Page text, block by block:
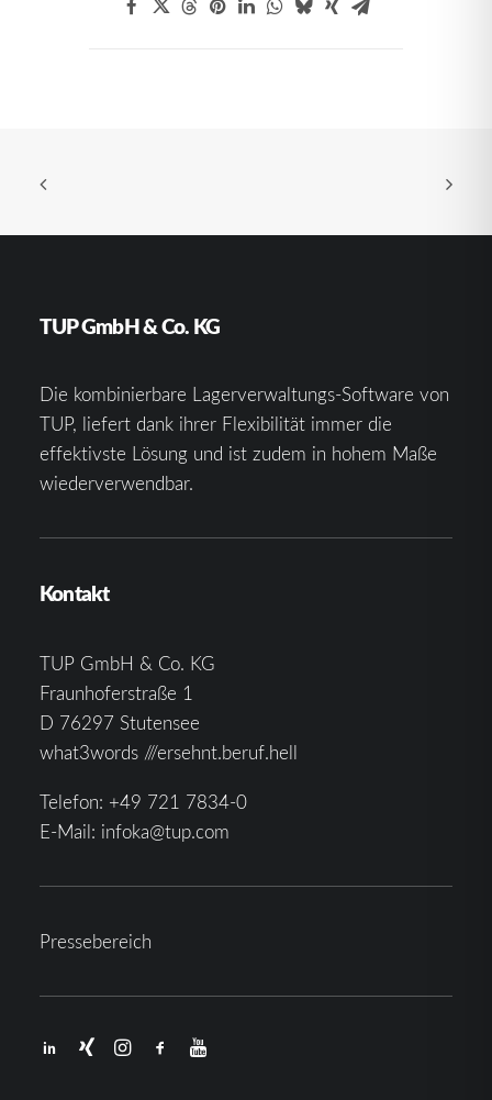
TUP GmbH & Co. KG
Die kombinierbare Lagerverwaltungs-Software von
TUP, liefert dank ihrer Flexibilität immer die
effektivste Lösung und ist zudem in hohem Maße
wiederverwendbar.
Kontakt
TUP GmbH & Co. KG
Fraunhoferstraße 1
D 76297 Stutensee
what3words ///ersehnt.beruf.hell
Telefon: +49 721 7834-0
E-Mail: infoka@tup.com
Pressebereich